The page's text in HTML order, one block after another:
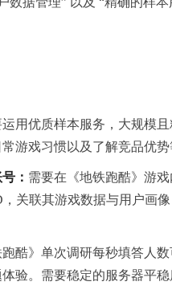
运用优质样本服务，大规模
游戏习惯以及了解竞品优
： 需要在《地铁跑酷》游
关联其游戏数据与用户画
跑酷》单次调研每秒填答人
验。需要稳定的服务器平稳